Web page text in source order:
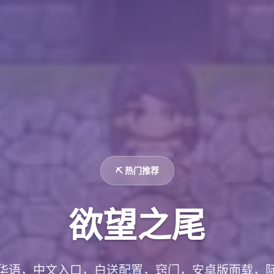
⛏️ 热门推荐
欲望之尾
语，中文入口，白送配置，窍门，安卓版面载，